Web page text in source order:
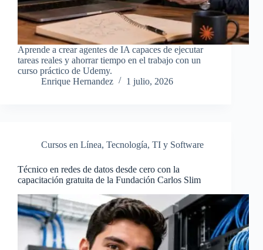
Aprende a crear agentes de IA capaces de ejecutar
tareas reales y ahorrar tiempo en el trabajo con un
curso práctico de Udemy.
Enrique Hernandez
1 julio, 2026
Cursos en Línea, Tecnología, TI y Software
Técnico en redes de datos desde cero con la
capacitación gratuita de la Fundación Carlos Slim